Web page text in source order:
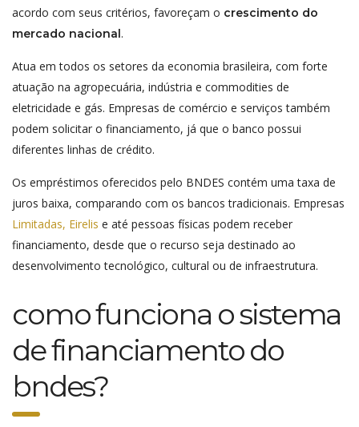
acordo com seus critérios, favoreçam o crescimento do
mercado nacional.
Atua em todos os setores da economia brasileira, com forte
atuação na agropecuária, indústria e commodities de
eletricidade e gás. Empresas de comércio e serviços também
podem solicitar o financiamento, já que o banco possui
diferentes linhas de crédito.
Os empréstimos oferecidos pelo BNDES contém uma taxa de
juros baixa, comparando com os bancos tradicionais. Empresas
Limitadas, Eirelis e até pessoas físicas podem receber
financiamento, desde que o recurso seja destinado ao
desenvolvimento tecnológico, cultural ou de infraestrutura.
como funciona o sistema
de financiamento do
bndes?